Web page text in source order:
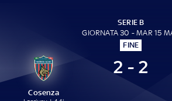
SERIE B
GIORNATA 30 - MAR 15
FINE
Cosenza
2 - 2